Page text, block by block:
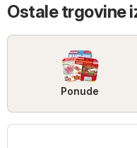
Ostale trgovine
Ponude